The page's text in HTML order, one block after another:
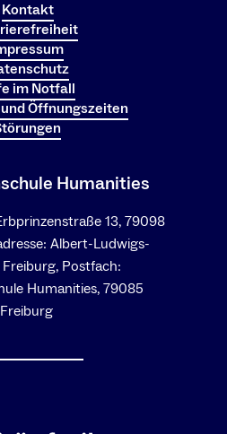
Kontakt
im Notfall
Öffnungszeiten
Humanities
13, 79098
Albert-Ludwigs-
Postfach:
Humanities, 79085
Freiburg